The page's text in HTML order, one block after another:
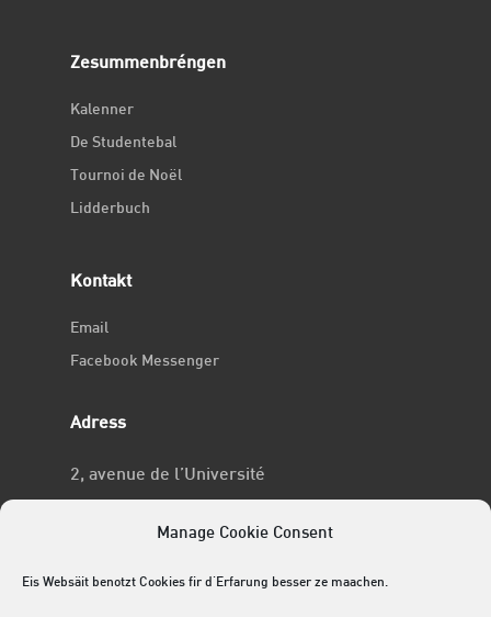
Manage Cookie Consent
Eis Websäit benotzt Cookies fir d'Erfarung besser ze maachen.
Zesummenbréngen
Kalenner
De Studentebal
Tournoi de Noël
Lidderbuch
Kontakt
Email
Facebook Messenger
Adress
2, avenue de l’Université
No RCSL